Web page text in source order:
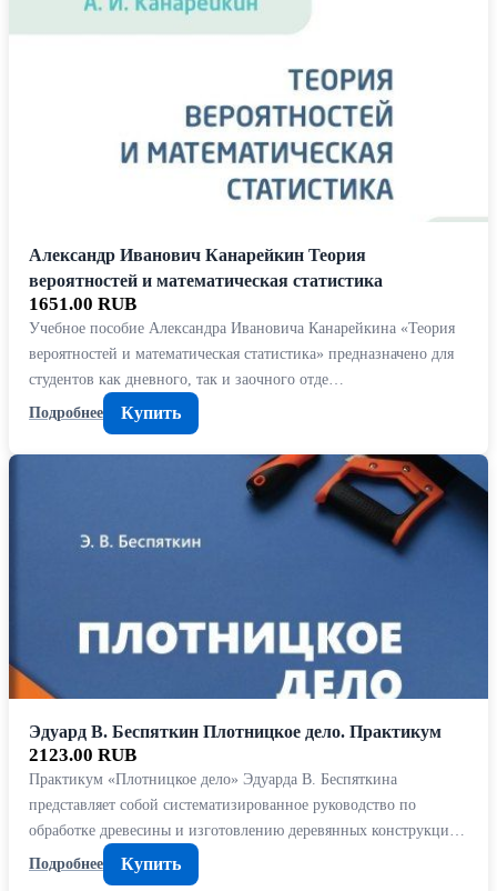
Александр Иванович Канарейкин Теория
вероятностей и математическая статистика
1651.00 RUB
Учебное пособие Александра Ивановича Канарейкина «Теория
вероятностей и математическая статистика» предназначено для
студентов как дневного, так и заочного отде…
Подробнее
Купить
Эдуард В. Беспяткин Плотницкое дело. Практикум
2123.00 RUB
Практикум «Плотницкое дело» Эдуарда В. Беспяткина
представляет собой систематизированное руководство по
обработке древесины и изготовлению деревянных конструкци…
Подробнее
Купить